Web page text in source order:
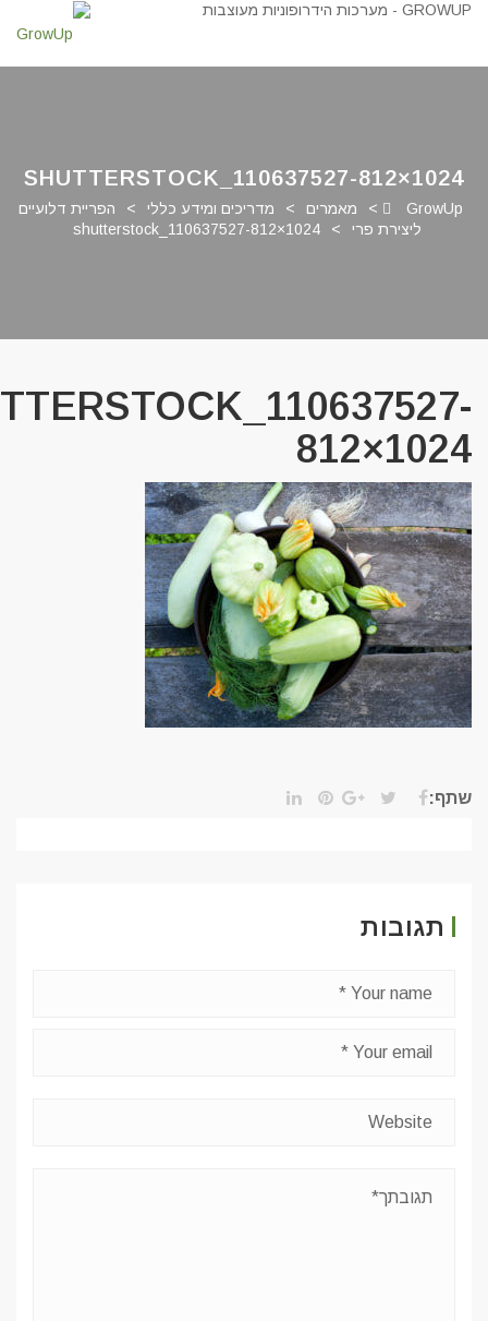
SHUTTERSTOCK_110637527-812×1024
GrowUp
> מאמרים > מדריכים ומידע כללי >
הפריית דלועיים
ליצירת פרי
>
shutterstock_110637527-812×1024
812×1024
שתף:
תגובות